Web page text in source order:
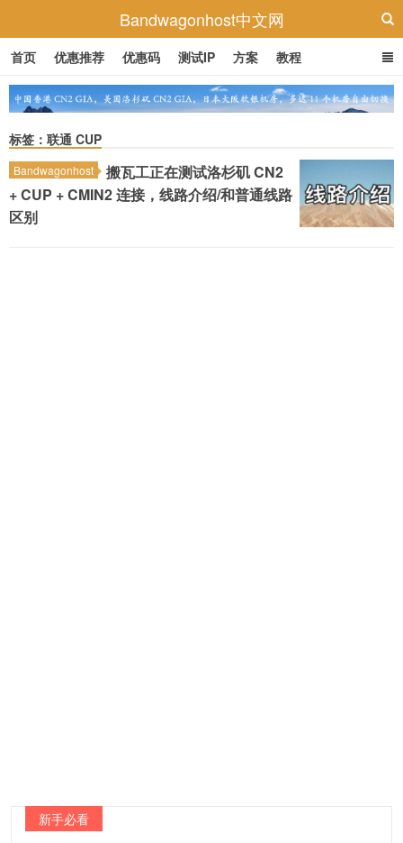
Bandwagonhost中文网
首页 优惠推荐 优惠码 测试IP 方案 教程
标签：联通 CUP
Bandwagonhost
搬瓦工正在测试洛杉矶 CN2
+ CUP + CMIN2 连接，线路介绍/和普通线路
区别
新手必看